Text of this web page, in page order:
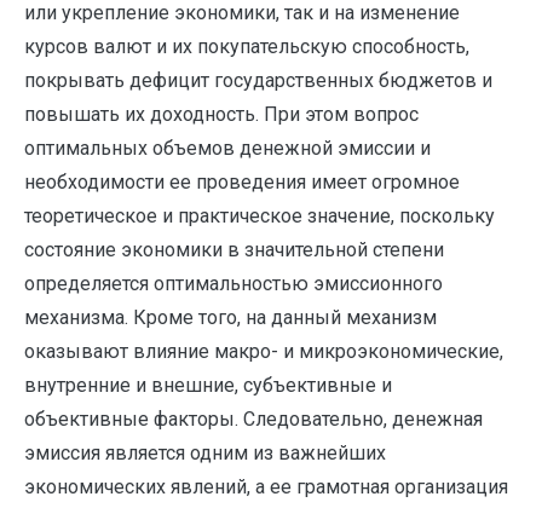
или укрепление экономики, так и на изменение
курсов валют и их покупательскую способность,
покрывать дефицит государственных бюджетов и
повышать их доходность. При этом вопрос
оптимальных объемов денежной эмиссии и
необходимости ее проведения имеет огромное
теоретическое и практическое значение, поскольку
состояние экономики в значительной степени
определяется оптимальностью эмиссионного
механизма. Кроме того, на данный механизм
оказывают влияние макро- и микроэкономические,
внутренние и внешние, субъективные и
объективные факторы. Следовательно, денежная
эмиссия является одним из важнейших
экономических явлений, а ее грамотная организация